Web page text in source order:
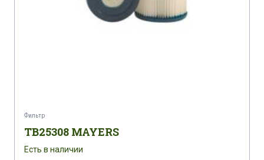
Фильтр
TB25308 MAYERS
Есть в наличии